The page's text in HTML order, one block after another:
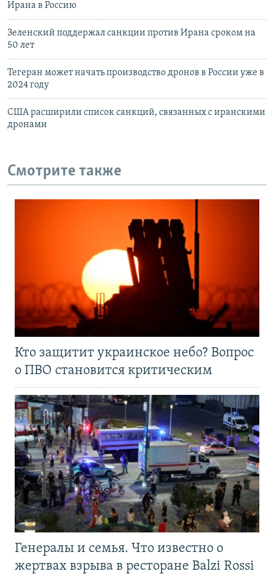
Ирана в Россию
Зеленский поддержал санкции против Ирана сроком на
50 лет
Тегеран может начать производство дронов в России уже в
2024 году
США расширили список санкций, связанных с иранскими
дронами
Смотрите также
Кто защитит украинское небо? Вопрос
о ПВО становится критическим
Генералы и семья. Что известно о
жертвах взрыва в ресторане Balzi Rossi